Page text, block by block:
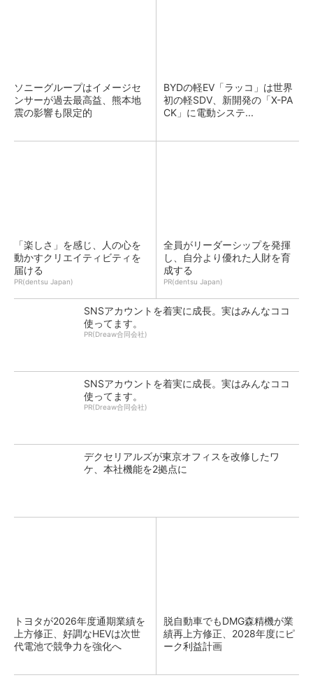
ソニーグループはイメージセ
ンサーが過去最高益、熊本地
震の影響も限定的
BYDの軽EV「ラッコ」は世界
初の軽SDV、新開発の「X-PA
CK」に電動システ...
「楽しさ」を感じ、人の心を
動かすクリエイティビティを
届ける
PR(dentsu Japan)
全員がリーダーシップを発揮
し、自分より優れた人財を育
成する
PR(dentsu Japan)
SNSアカウントを着実に成長。実はみんなココ
使ってます。
PR(Dreaw合同会社)
SNSアカウントを着実に成長。実はみんなココ
使ってます。
PR(Dreaw合同会社)
デクセリアルズが東京オフィスを改修したワ
ケ、本社機能を2拠点に
トヨタが2026年度通期業績を
上方修正、好調なHEVは次世
代電池で競争力を強化へ
脱自動車でもDMG森精機が業
績再上方修正、2028年度にピ
ーク利益計画